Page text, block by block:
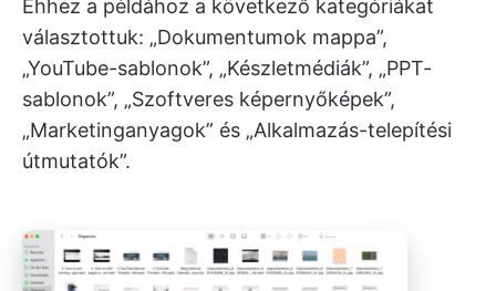
Ehhez a példához a következő kategóriákat
választottuk: „Dokumentumok mappa”,
„YouTube-sablonok”, „Készletmédiák”, „PPT-
sablonok”, „Szoftveres képernyőképek”,
„Marketinganyagok” és „Alkalmazás-telepítési
útmutatók”.